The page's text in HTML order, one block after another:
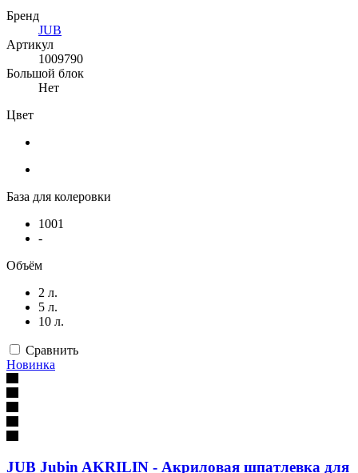
Бренд
JUB
Артикул
1009790
Большой блок
Нет
Цвет
База для колеровки
1001
-
Объём
2 л.
5 л.
10 л.
Сравнить
Новинка
JUB Jubin AKRILIN - Акриловая шпатлевка для